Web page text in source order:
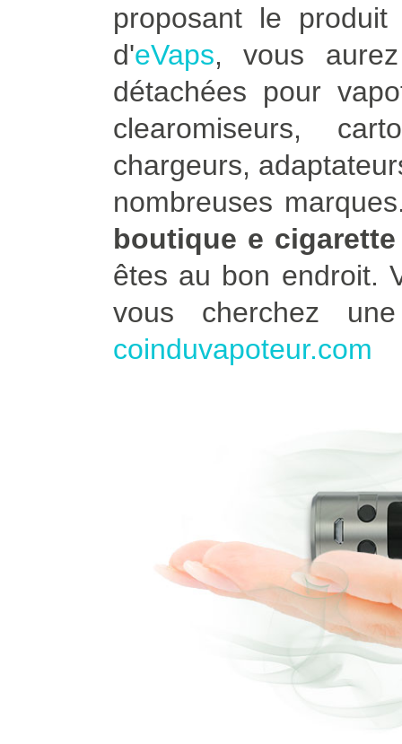
proposant le
d'eVaps, vous
détachées pour
clearomiseurs,
chargeurs,
nombreuses
boutique e
êtes au bon endroit.
vous cherchez
coinduvapoteur.com